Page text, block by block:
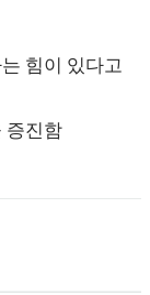
힘이 있다고
증진함